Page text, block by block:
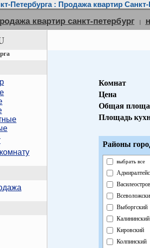
Петербурга : Продажа квартир Санкт-
квартир санкт-петербург |
Комнат
Цена
Общая
Площадь
Районы
выбрать все
Выборгский
Калининский
Кировский
Колпинский